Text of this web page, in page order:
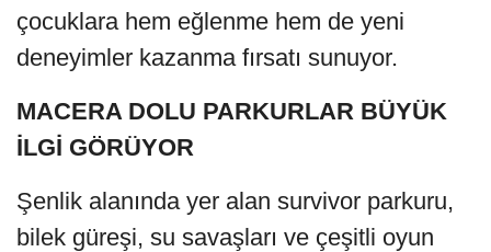
çocuklara hem eğlenme hem de yeni
deneyimler kazanma fırsatı sunuyor.
MACERA DOLU PARKURLAR BÜYÜK
İLGİ GÖRÜYOR
Şenlik alanında yer alan survivor parkuru,
bilek güreşi, su savaşları ve çeşitli oyun